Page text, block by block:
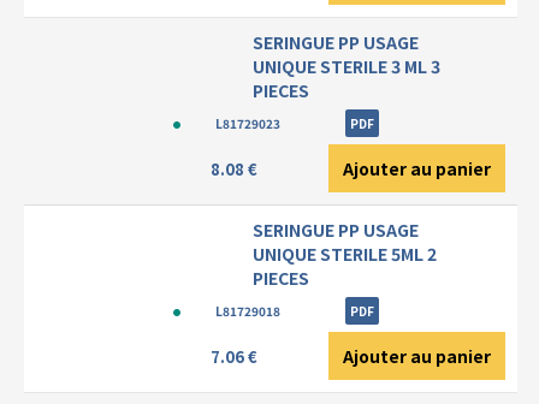
SERINGUE PP USAGE
UNIQUE STERILE 3 ML 3
PIECES
L81729023 PDF
8.08 € Ajouter au panier
SERINGUE PP USAGE
UNIQUE STERILE 5ML 2
PIECES
L81729018 PDF
7.06 € Ajouter au panier